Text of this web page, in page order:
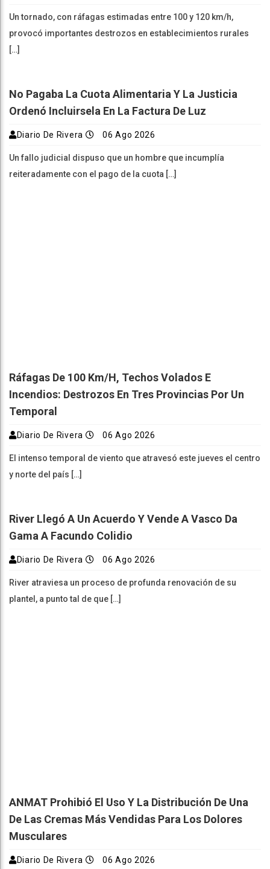
Un tornado, con ráfagas estimadas entre 100 y 120 km/h,
provocó importantes destrozos en establecimientos rurales
[…]
No Pagaba La Cuota Alimentaria Y La Justicia
Ordenó Incluirsela En La Factura De Luz
Diario De Rivera 06 Ago 2026
Un fallo judicial dispuso que un hombre que incumplía
reiteradamente con el pago de la cuota […]
Ráfagas De 100 Km/h, Techos Volados E
Incendios: Destrozos En Tres Provincias Por Un
Temporal
Diario De Rivera 06 Ago 2026
El intenso temporal de viento que atravesó este jueves el centro
y norte del país […]
River Llegó A Un Acuerdo Y Vende A Vasco Da
Gama A Facundo Colidio
Diario De Rivera 06 Ago 2026
River atraviesa un proceso de profunda renovación de su
plantel, a punto tal de que […]
ANMAT Prohibió El Uso Y La Distribución De Una
De Las Cremas Más Vendidas Para Los Dolores
Musculares
Diario De Rivera 06 Ago 2026